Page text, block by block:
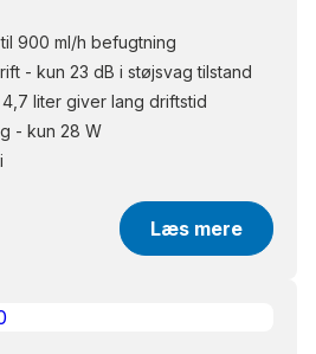
900 ml/h befugtning
- kun 23 dB i støjsvag tilstand
liter giver lang driftstid
- kun 28 W
Læs mere